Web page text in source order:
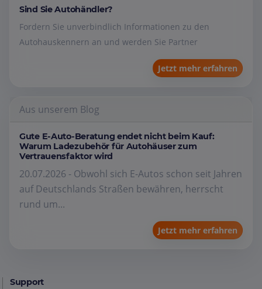
Sind Sie Autohändler?
Fordern Sie unverbindlich Informationen zu den
Autohauskennern an und werden Sie Partner
Jetzt mehr erfahren
Aus unserem Blog
Gute E-Auto-Beratung endet nicht beim Kauf:
Warum Ladezubehör für Autohäuser zum
Vertrauensfaktor wird
20.07.2026 - Obwohl sich E-Autos schon seit Jahren
auf Deutschlands Straßen bewähren, herrscht
rund um...
Jetzt mehr erfahren
Support